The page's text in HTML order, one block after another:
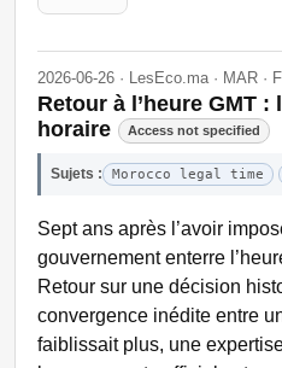
2026-06-26 · LesEco.ma · MAR ·
Retour à l’heure GMT
horaire
Access not specified
Sujets : Morocco legal time
Sept ans après l’avoir
gouvernement enterre
Retour sur une décision
convergence inédite entre
faiblissait plus, une